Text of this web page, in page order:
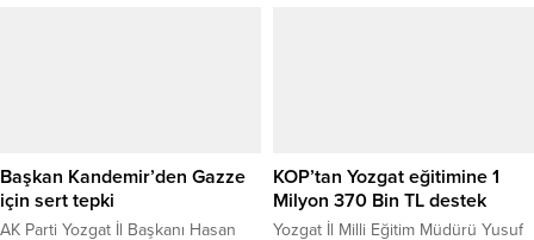
Başkan Kandemir’den Gazze
için sert tepki
AK Parti Yozgat İl Başkanı Hasan
KOP’tan Yozgat eğitimine 1
Milyon 370 Bin TL destek
Yozgat İl Milli Eğitim Müdürü Yusuf